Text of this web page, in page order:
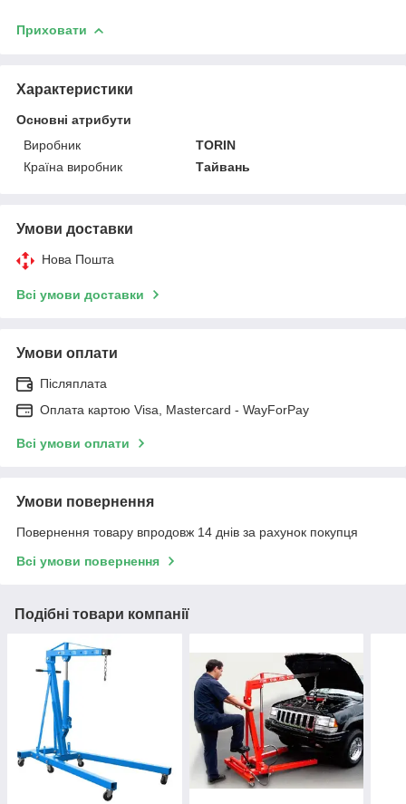
Приховати
Характеристики
Основні атрибути
Виробник
TORIN
Країна виробник
Тайвань
Умови доставки
Нова Пошта
Всі умови доставки
Умови оплати
Післяплата
Оплата картою Visa, Mastercard - WayForPay
Всі умови оплати
Умови повернення
Повернення товару впродовж 14 днів за рахунок покупця
Всі умови повернення
Подібні товари компанії